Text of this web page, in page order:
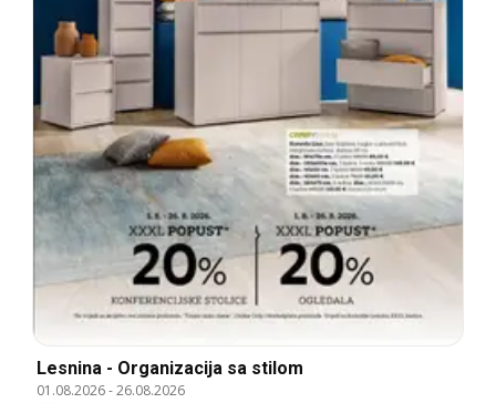
Lesnina - Organizacija sa stilom
01.08.2026-26.08.2026